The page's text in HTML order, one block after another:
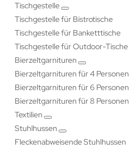
Tischgestelle
Tischgestelle für Bistrotische
Tischgestelle für Banketttische
Tischgestelle für Outdoor-Tische
Bierzeltgarnituren
Bierzeltgarnituren für 4 Personen
Bierzeltgarnituren für 6 Personen
Bierzeltgarnituren für 8 Personen
Textilien
Stuhlhussen
Fleckenabweisende Stuhlhussen